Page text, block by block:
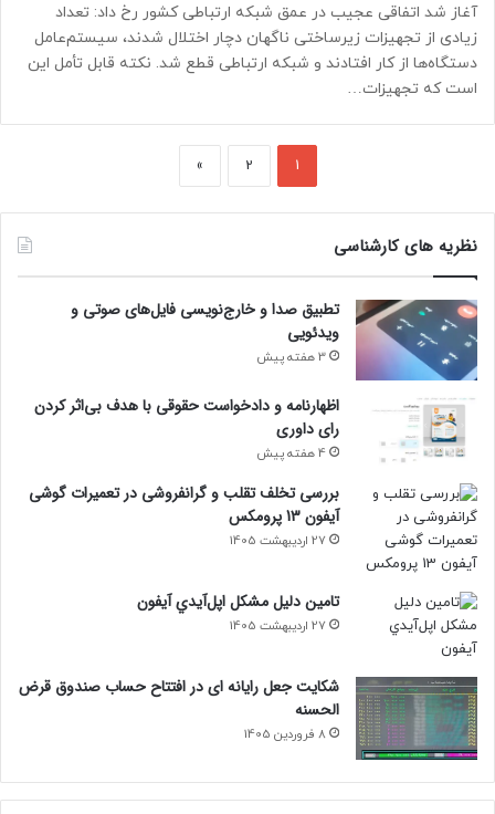
آغاز شد اتفاقی عجیب در عمق شبکه ارتباطی کشور رخ داد: تعداد
زیادی از تجهیزات زیرساختی ناگهان دچار اختلال شدند، سیستم‌عامل
دستگاه‌ها از کار افتادند و شبکه ارتباطی قطع شد. نکته قابل تأمل این
است که تجهیزات…
1
2
»
نظریه های کارشناسی
تطبیق صدا و خارج‌نویسی فایل‌های صوتی و
ویدئویی
3 هفته پیش
اظهارنامه و دادخواست حقوقی با هدف بی‌اثر کردن
رای داوری
4 هفته پیش
بررسی تخلف تقلب و گرانفروشی در تعمیرات گوشی
آیفون 13 پرومکس
27 اردیبهشت 1405
تامين دليل مشکل اپل‌آيدي آيفون
27 اردیبهشت 1405
شکایت جعل رایانه ای در افتتاح حساب صندوق قرض
الحسنه
8 فروردین 1405